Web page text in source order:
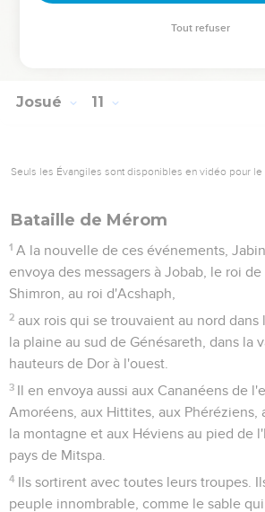
Josué 11
Seuls les Évangiles sont disponibles en vidéo pour le
Bataille de Mérom
1 A la nouvelle de ces événements,
envoya des messagers à Jobab, le roi
Shimron, au roi d'Acshaph,
2 aux rois qui se trouvaient au nord dans
la plaine au sud de Génésareth, dans la
hauteurs de Dor à l'ouest.
3 Il en envoya aussi aux Cananéens de
Amoréens, aux Hittites, aux Phéréziens,
la montagne et aux Héviens au pied de
pays de Mitspa.
4 Ils sortirent avec toutes leurs troupes.
peuple innombrable, comme le sable
Tout refuser